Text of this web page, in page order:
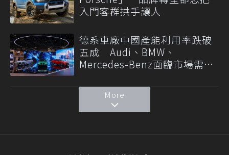
入門客群拱手讓人
德系車廠中國產能利用率跌破
五成 Audi、BMW、
Mercedes-Benz面臨市場需求
More